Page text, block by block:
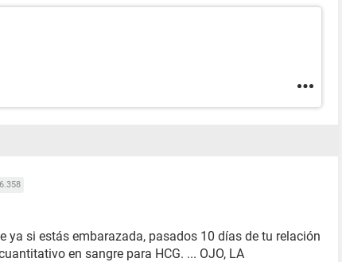
ya si estás embarazada, pasados 10 días de tu relación
en sangre para HCG. ... OJO, LA